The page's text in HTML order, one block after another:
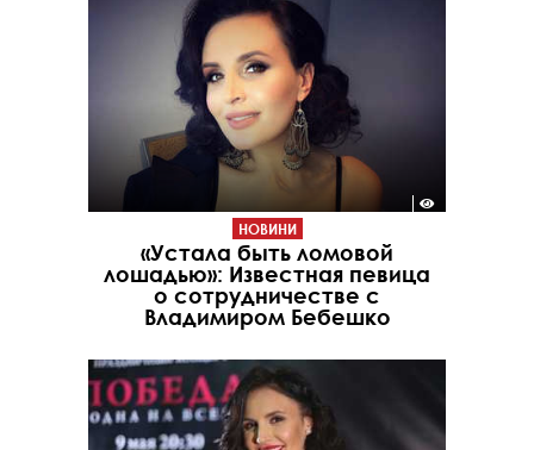
НОВИНИ
«Устала быть ломовой
лошадью»: Известная певица
о сотрудничестве с
Владимиром Бебешко